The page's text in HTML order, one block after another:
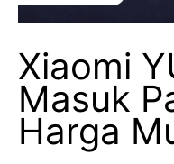
Xiaomi
Masuk
Harga